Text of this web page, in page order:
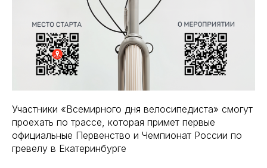
Участники «Всемирного дня велосипедиста» смогут
проехать по трассе, которая примет первые
официальные Первенство и Чемпионат России по
гревелу в Екатеринбурге